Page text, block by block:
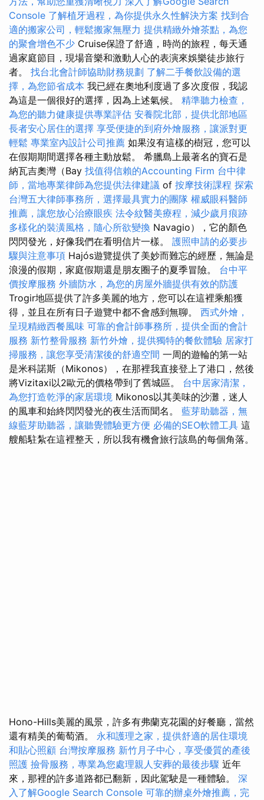
Console 了解植牙過程，為你提供永久性解決方案 找到合
適的搬家公司，輕鬆搬家無壓力 提供精緻外燴茶點，為您
的聚會增色不少 Cruise保證了舒適，時尚的旅程，每天通
過家庭節目，現場音樂和激動人心的表演來娛樂徒步旅行
者。 找台北會計師協助財務規劃 了解二手餐飲設備的選
擇，為您節省成本 我已經在奧地利度過了多次度假，我認
為這是一個很好的選擇，因為上述氣候。 精準聽力檢查，
為您的聽力健康提供專業評估 安養院北部，提供北部地區
長者安心居住的選擇 享受便捷的到府外燴服務，讓派對更
輕鬆 專業室內設計公司推薦 如果沒有這樣的樹冠，您可以
在假期期間選擇各種主動放鬆。 希臘島上最著名的寶石是
納瓦吉奧灣（Bay 找值得信賴的Accounting Firm 台中律
師，當地專業律師為您提供法律建議 of 按摩技術課程 探索
台灣五大律師事務所，選擇最具實力的團隊 權威眼科醫師
推薦，讓您放心治療眼疾 法令紋醫美療程，減少歲月痕跡
多樣化的裝潢風格，隨心所欲變換 Navagio），它的顏色
閃閃發光，好像我們在看明信片一樣。 護照申請的必要步
驟與注意事項 Hajós遊覽提供了美妙而難忘的經歷，無論是
浪漫的假期，家庭假期還是朋友圈子的夏季冒險。 台中平
價按摩服務 外牆防水，為您的房屋外牆提供有效的防護
Trogir地區提供了許多美麗的地方，您可以在這裡乘船獲
得，並且在所有日子遊覽中都不會感到無聊。 西式外燴，
呈現精緻西餐風味 可靠的會計師事務所，提供全面的會計
服務 新竹整骨服務 新竹外燴，提供獨特的餐飲體驗 居家打
掃服務，讓您享受清潔後的舒適空間 一周的遊輪的第一站
是米科諾斯（Mikonos），在那裡我直接登上了港口，然後
將Vizitaxi以2歐元的價格帶到了舊城區。 台中居家清潔，
為您打造乾淨的家居環境 Mikonos以其美味的沙灘，迷人
的風車和始終閃閃發光的夜生活而聞名。 藍芽助聽器，無
線藍芽助聽器，讓聽覺體驗更方便 必備的SEO軟體工具 這
艘船駐紮在這裡整天，所以我有機會旅行該島的每個角落。
Hono-Hills美麗的風景，許多有弗蘭克花園的好餐廳，當然
還有精美的葡萄酒。 永和護理之家，提供舒適的居住環境
和貼心照顧 台灣按摩服務 新竹月子中心，享受優質的產後
照護 撿骨服務，專業為您處理親人安葬的最後步驟 近年
來，那裡的許多道路都已翻新，因此駕駛是一種體驗。 深
入了解Google Search Console 可靠的辦桌外燴推薦，完